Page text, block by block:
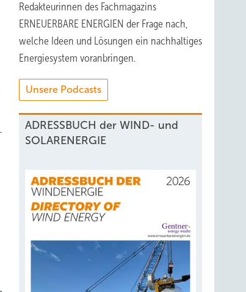
Redakteurinnen des Fachmagazins
ERNEUERBARE ENERGIEN der Frage nach,
welche Ideen und Lösungen ein nachhaltiges
Energiesystem voranbringen.
Unsere Podcasts
ADRESSBUCH der WIND- und
SOLARENERGIE